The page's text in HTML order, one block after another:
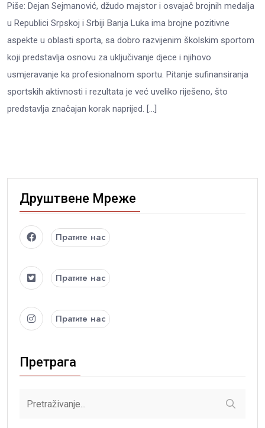
Piše: Dejan Sejmanović, džudo majstor i osvajač brojnih medalja
u Republici Srpskoj i Srbiji Banja Luka ima brojne pozitivne
aspekte u oblasti sporta, sa dobro razvijenim školskim sportom
koji predstavlja osnovu za uključivanje djece i njihovo
usmjeravanje ka profesionalnom sportu. Pitanje sufinansiranja
sportskih aktivnosti i rezultata je već uveliko riješeno, što
predstavlja značajan korak naprijed. […]
Друштвене Мреже
Пратите нас
Пратите нас
Пратите нас
Претрага